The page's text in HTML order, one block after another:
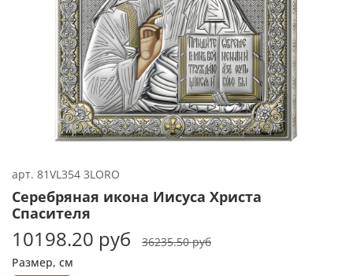
арт. 81VL354 3LORO
Серебряная икона Иисуса Христа
Спасителя
10198.20 руб
36235.50 руб
Размер, см